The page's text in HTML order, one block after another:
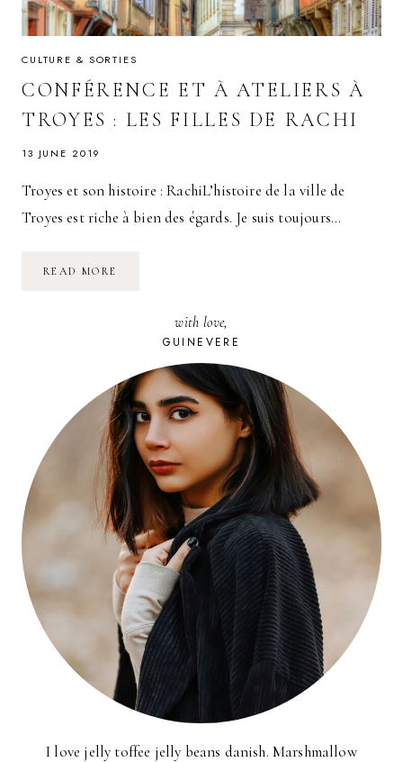
CULTURE & SORTIES
CONFÉRENCE ET À ATELIERS À
TROYES : LES FILLES DE RACHI
13 JUNE 2019
Troyes et son histoire : RachiL’histoire de la ville de
Troyes est riche à bien des égards. Je suis toujours…
READ MORE
FILLES
DE
RACHI
with love,
GUINEVERE
I love jelly toffee jelly beans danish. Marshmallow